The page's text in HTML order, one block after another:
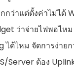
ว่าแต่ตั้งค่าไม่ได้
ว่าจ่ายไฟพอไหม
ด้ไหม จัดการง่ายก
Server ต้อง